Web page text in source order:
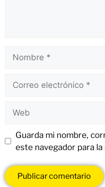
Guarda mi nombre,
este navegador para